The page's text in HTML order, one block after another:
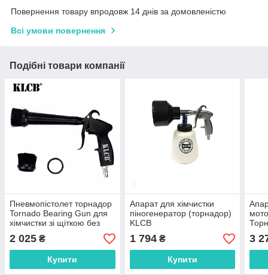
Повернення товару впродовж 14 днів за домовленістю
Всі умови повернення
Подібні товари компанії
Пневмопістолет торнадор
Tornado Bearing Gun для
хімчистки зі щіткою без
бачка для хімії KLCB KA-
B011
2 025 ₴
Купити
Апарат для хімчистки
піногенератор (торнадор)
KLCB
1 794₴
Купити
3